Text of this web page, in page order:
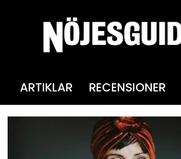
ARTIKLAR RECENSIONER
Tag: